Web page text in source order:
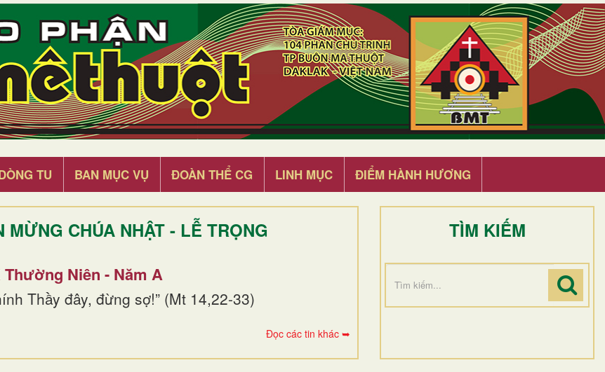
TU BAN MỤC VỤ ĐOÀN THỂ CG LINH MỤC ĐIỂM HÀNH HƯƠNG
MỪNG CHÚA NHẬT - LỄ TRỌNG
Thường Niên - Năm A
Thầy đây, đừng sợ!” (Mt 14,22-33)
Đọc các tin khác ➥
TÌM KIẾM